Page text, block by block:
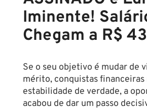
Iminente!
Chegam a R$
Se o seu objetivo é mudar de
mérito, conquistas financeiras
estabilidade de verdade, a
acabou de dar um passo